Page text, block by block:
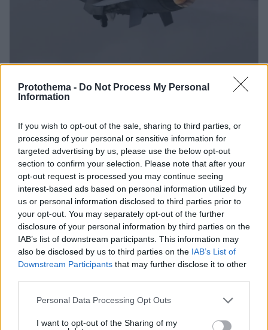
Protothema - Do Not Process My Personal
Information
If you wish to opt-out of the sale, sharing to third parties, or
processing of your personal or sensitive information for
targeted advertising by us, please use the below opt-out
section to confirm your selection. Please note that after your
opt-out request is processed you may continue seeing
interest-based ads based on personal information utilized by
us or personal information disclosed to third parties prior to
your opt-out. You may separately opt-out of the further
disclosure of your personal information by third parties on the
IAB’s list of downstream participants. This information may
also be disclosed by us to third parties on the IAB’s List of
Downstream Participants that may further disclose it to other
Please note that this website/app uses one or more Google
not limited to your visit or usage behaviour. You may click to
Personal Data Processing Opt Outs
I want to opt-out of the Sharing of my
Στο 251 Γενικό Νοσοκομείο Αεροπορίας θα μεταφερθεί ο
πιλότος του F-16
Thema Insights